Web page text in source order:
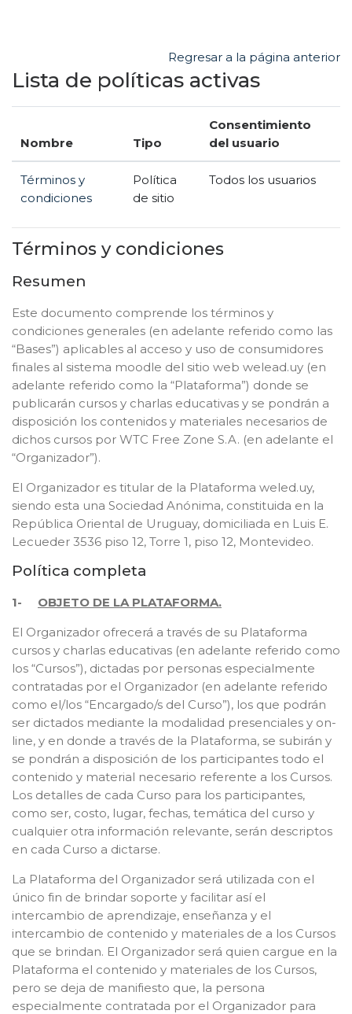
Regresar a la página anterior
Lista de políticas activas
Nombre Tipo
Consentimiento
del usuario
Términos y
condiciones
Política
de sitio
Todos los usuarios
Términos y condiciones
Resumen
Este documento comprende los términos y
condiciones generales (en adelante referido como las
“Bases”) aplicables al acceso y uso de consumidores
finales al sistema moodle del sitio web welead.uy (en
adelante referido como la “Plataforma”) donde se
publicarán cursos y charlas educativas y se pondrán a
disposición los contenidos y materiales necesarios de
dichos cursos por WTC Free Zone S.A. (en adelante el
“Organizador”).
El Organizador es titular de la Plataforma weled.uy,
siendo esta una Sociedad Anónima, constituida en la
República Oriental de Uruguay, domiciliada en Luis E.
Lecueder 3536 piso 12, Torre 1, piso 12, Montevideo.
Política completa
1- OBJETO DE LA PLATAFORMA.
El Organizador ofrecerá a través de su Plataforma
cursos y charlas educativas (en adelante referido como
los “Cursos”), dictadas por personas especialmente
contratadas por el Organizador (en adelante referido
como el/los “Encargado/s del Curso”), los que podrán
ser dictados mediante la modalidad presenciales y on-
line, y en donde a través de la Plataforma, se subirán y
se pondrán a disposición de los participantes todo el
contenido y material necesario referente a los Cursos.
Los detalles de cada Curso para los participantes,
como ser, costo, lugar, fechas, temática del curso y
cualquier otra información relevante, serán descriptos
en cada Curso a dictarse.
La Plataforma del Organizador será utilizada con el
único fin de brindar soporte y facilitar así el
intercambio de aprendizaje, enseñanza y el
intercambio de contenido y materiales de a los Cursos
que se brindan. El Organizador será quien cargue en la
Plataforma el contenido y materiales de los Cursos,
pero se deja de manifiesto que, la persona
especialmente contratada por el Organizador para